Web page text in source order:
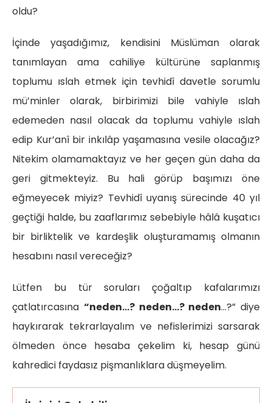
oldu?
İçinde yaşadığımız, kendisini Müslüman olarak
tanımlayan ama cahiliye kültürüne saplanmış
toplumu ıslah etmek için tevhidî davetle sorumlu
mü’minler olarak, birbirimizi bile vahiyle ıslah
edemeden nasıl olacak da toplumu vahiyle ıslah
edip Kur’anî bir inkılâp yaşamasına vesile olacağız?
Nitekim olamamaktayız ve her geçen gün daha da
geri gitmekteyiz. Bu hali görüp başımızı öne
eğmeyecek miyiz? Tevhidî uyanış sürecinde 40 yıl
geçtiği halde, bu zaaflarımız sebebiyle hâlâ kuşatıcı
bir birliktelik ve kardeşlik oluşturamamış olmanın
hesabını nasıl vereceğiz?
Lütfen bu tür soruları çoğaltıp kafalarımızı
çatlatırcasına “neden…? neden…? neden…?” diye
haykırarak tekrarlayalım ve nefislerimizi sarsarak
ölmeden önce hesaba çekelim ki, hesap günü
kahredici faydasız pişmanlıklara düşmeyelim.